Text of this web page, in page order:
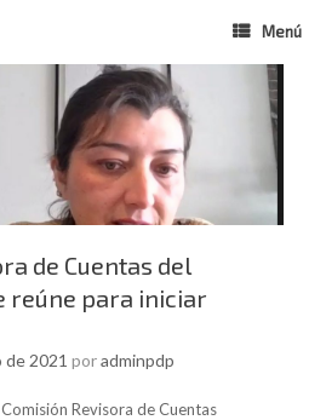
Menú
de Cuentas del
reúne para iniciar
de 2021 poradminpdp
Revisora de Cuentas